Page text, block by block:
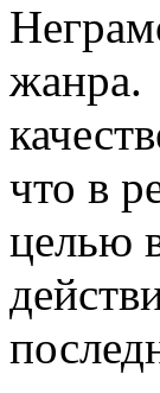
жанра.
что в
целью